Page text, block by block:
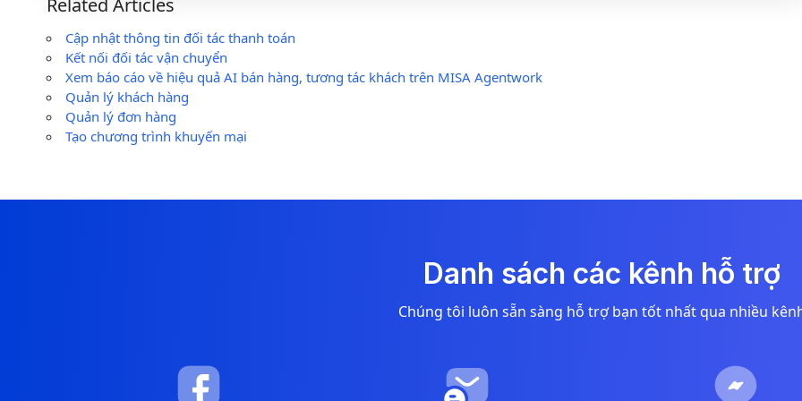
Related Articles
Cập nhật thông tin đối tác thanh toán
Kết nối đối tác vận chuyển
Xem báo cáo về hiệu quả AI bán hàng, tương tác khách trên MISA Agentwork
Quản lý khách hàng
Quản lý đơn hàng
Tạo chương trình khuyến mại
Danh sách các kênh hỗ trợ
Chúng tôi luôn sẵn sàng hỗ trợ bạn tốt nhất qua nhiều